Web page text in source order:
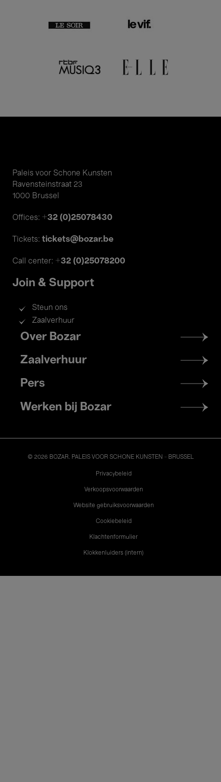
Paleis voor Schone Kunsten
Ravensteinstraat 23
1000 Brussel
Offices: +32 (0)25078430
Tickets: tickets@bozar.be
Call center: +32 (0)25078200
Join & Support
Steun ons
Zaalverhuur
Footer
menu
Over Bozar
Zaalverhuur
Pers
Werken bij Bozar
© 2026 BOZAR. PALEIS VOOR SCHONE KUNSTEN - BRUSSEL
Privacybeleid
Verkoopsvoorwaarden
Website gebruiksvoorwaarden
Cookiebeleid
Klachtenformulier
Klokkenluiders (intern)